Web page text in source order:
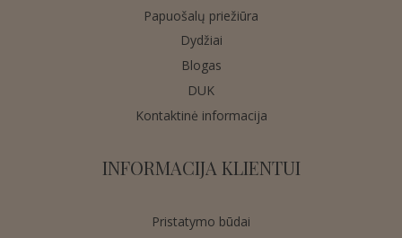
Papuošalų priežiūra
Dydžiai
Blogas
DUK
Kontaktinė informacija
INFORMACIJA KLIENTUI
Pristatymo būdai